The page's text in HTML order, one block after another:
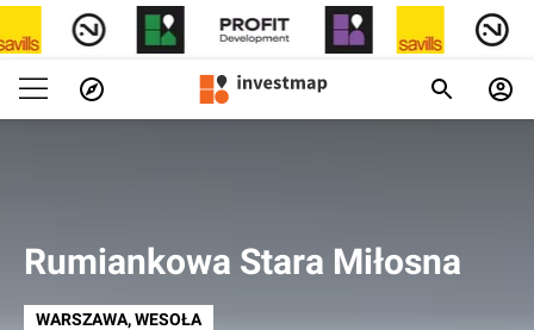
Rumiankowa Stara Miłosna
WARSZAWA, WESOŁA